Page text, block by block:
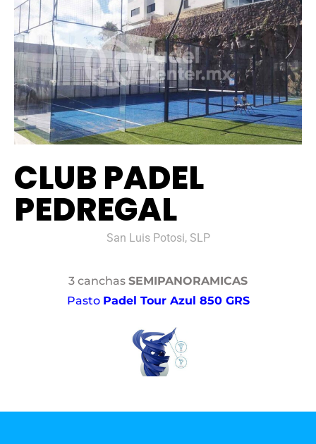
CLUB PADEL
PEDREGAL
San Luis Potosi, SLP
3 canchas SEMIPANORAMICAS
Pasto Padel Tour Azul 850 GRS